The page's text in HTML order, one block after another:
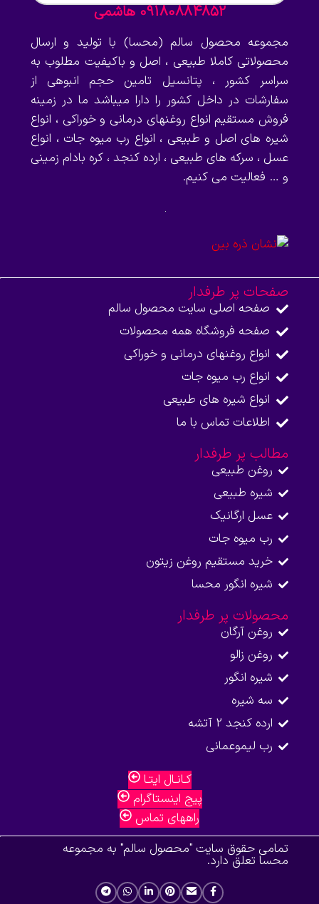
09180884852 هاشمی
مجموعه محصول سالم (محسا) با تولید و ارسال
محصولاتی کاملا طبیعی ، اصل و باکیفیت مطلوب به
سراسر کشور ، پتانسیل تامین حجم انبوهی از
سفارشات در داخل کشور را دارا میباشد ما در زمینه
فروش مستقیم انواع روغنهای درمانی و خوراکی ، انواع
شیره های اصل و طبیعی ، انواع رب میوه جات ، انواع
عسل ، سرکه های طبیعی ، ارده کنجد ، کره بادام زمینی
و … فعالیت می کنیم.
صفحات پر طرفدار
صفحه اصلی سایت محصول سالم
صفحه فروشگاه همه محصولات​
انواع روغنهای درمانی و خوراکی
انواع رب میوه جات
انواع شیره های طبیعی
اطلاعات تماس با ما​
مطالب پر طرفدار
روغن طبیعی
شیره طبیعی
عسل ارگانیک
رب میوه جات
خرید مستقیم روغن زیتون
شیره انگور محسا
محصولات پر طرفدار
روغن آرگان
روغن زالو
شیره انگور
سه شیره
ارده کنجد 2 آتشه
رب لیموعمانی
کـانـال ایتـا
پیج اینستاگرام
راههای تماس
تمامی حقوق سایت "محصول سالم" به مجموعه
محسا تعلق دارد.